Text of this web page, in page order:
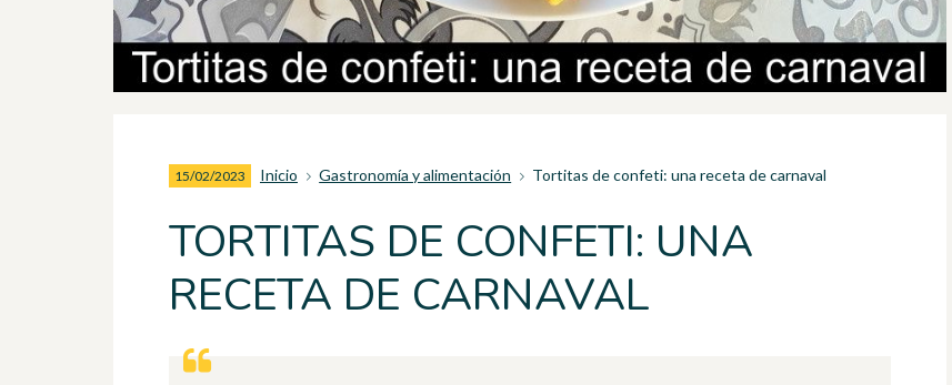
15/02/2023 Inicio Gastronomía y alimentación Tortitas de confeti: una receta de carnaval
TORTITAS DE CONFETI: UNA
RECETA DE CARNAVAL